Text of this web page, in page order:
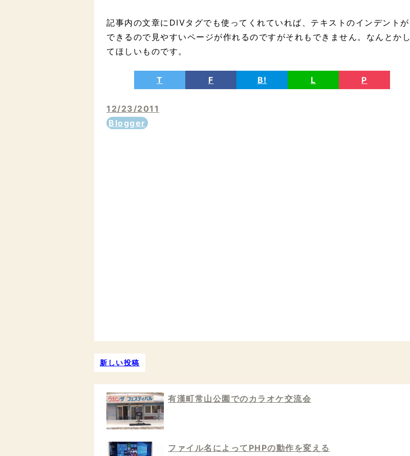
記事内の文章にDIVタグでも使ってくれていれば、テキストのインデントが
できるので見やすいページが作れるのですがそれもできません。なんとかし
てほしいものです。
T F B! L P
12/23/2011
Blogger
新しい投稿
有漢町常山公園でのカラオケ交流会
ファイル名によってPHPの動作を変える